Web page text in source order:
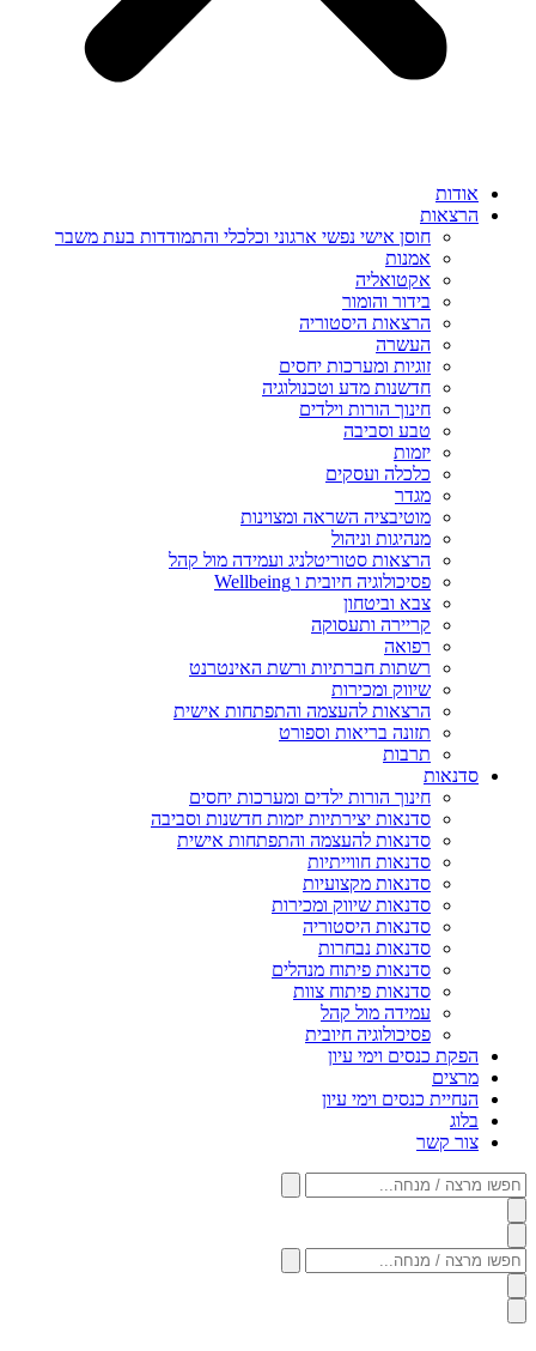
אודות
הרצאות
חוסן אישי נפשי ארגוני וכלכלי והתמודדות בעת משבר
אמנות
אקטואליה
בידור והומור
הרצאות היסטוריה
העשרה
זוגיות ומערכות יחסים
חדשנות מדע וטכנולוגיה
חינוך הורות וילדים
טבע וסביבה
יזמות
כלכלה ועסקים
מגדר
מוטיבציה השראה ומצוינות
מנהיגות וניהול
הרצאות סטוריטלניג ועמידה מול קהל
פסיכולוגיה חיובית ו Wellbeing
צבא וביטחון
קריירה ותעסוקה
רפואה
רשתות חברתיות ורשת האינטרנט
שיווק ומכירות
הרצאות להעצמה והתפתחות אישית
תזונה בריאות וספורט
תרבות
סדנאות
חינוך הורות ילדים ומערכות יחסים
סדנאות יצירתיות יזמות חדשנות וסביבה
סדנאות להעצמה והתפתחות אישית
סדנאות חווייתיות
סדנאות מקצועיות
סדנאות שיווק ומכירות
סדנאות היסטוריה
סדנאות נבחרות
סדנאות פיתוח מנהלים
סדנאות פיתוח צוות
עמידה מול קהל
פסיכולוגיה חיובית
הפקת כנסים וימי עיון
מרצים
הנחיית כנסים וימי עיון
בלוג
צור קשר
חפשו
מרצה
/
מנחה...
חפשו
מרצה
/
מנחה...